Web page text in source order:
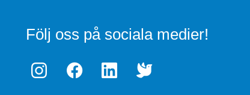
Följ oss på sociala medier!